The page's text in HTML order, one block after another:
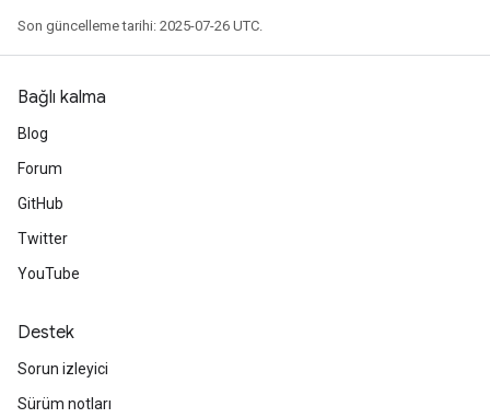
Son güncelleme tarihi: 2025-07-26 UTC.
Bağlı kalma
Blog
Forum
GitHub
Twitter
YouTube
Destek
Sorun izleyici
Sürüm notları